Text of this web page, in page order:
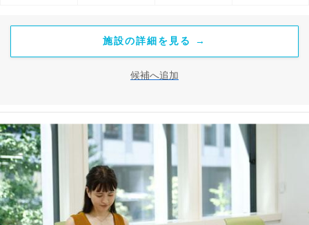
施設の詳細を見る →
候補へ追加